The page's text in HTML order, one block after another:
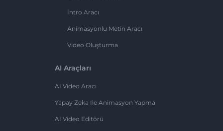
İntro Aracı
Animasyonlu Metin Aracı
Video Oluşturma
AI Araçları
AI Video Aracı
Yapay Zeka Ile Animasyon Yapma
AI Video Editörü